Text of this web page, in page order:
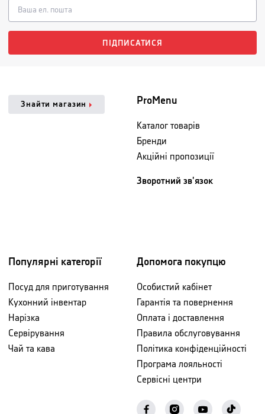
ПІДПИСАТИСЯ
Знайти магазин ProMenu
Каталог товарів
Бренди
Акційні пропозиції
Зворотний зв'язок
Популярні категорії
Посуд для приготування
Кухонний інвентар
Нарізка
Сервірування
Чай та кава
Допомога покупцю
Особистий кабінет
Гарантія та повернення
Оплата і доставлення
Правила обслуговування
Політика конфіденційності
Програма лояльності
Сервісні центри